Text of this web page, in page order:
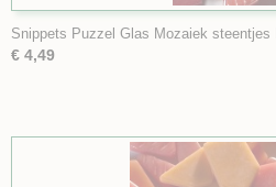
Snippets Puzzel Glas Mozaiek steentjes
€ 4,49